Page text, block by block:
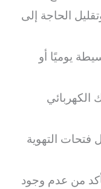
الحاجة إلى
يوميًا أو
الكهربائي
فتحات التهوية
من عدم وجود